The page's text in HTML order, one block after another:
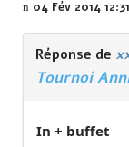
04 Fév 2014 12:31
Réponse de
Tournoi
In + buffet